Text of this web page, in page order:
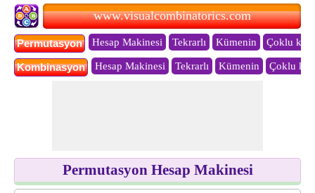
www.visualcombinatorics.com
Permutasyon Hesap Makinesi Tekrarlı Kümenin Çoklu
Kombinasyon Hesap Makinesi Tekrarlı Kümenin Çoklu
Permutasyon Hesap Makinesi